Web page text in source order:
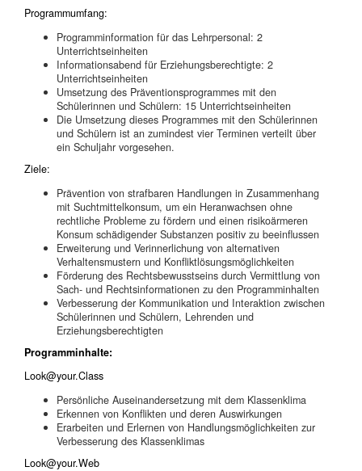
Programmumfang:
Programminformation für das Lehrpersonal: 2
Unterrichtseinheiten
Informationsabend für Erziehungsberechtigte: 2
Unterrichtseinheiten
Umsetzung des Präventionsprogrammes mit den
Schülerinnen und Schülern: 15 Unterrichtseinheiten
Die Umsetzung dieses Programmes mit den Schülerinnen
und Schülern ist an zumindest vier Terminen verteilt über
ein Schuljahr vorgesehen.
Ziele:
Prävention von strafbaren Handlungen in Zusammenhang
mit Suchtmittelkonsum, um ein Heranwachsen ohne
rechtliche Probleme zu fördern und einen risikoärmeren
Konsum schädigender Substanzen positiv zu beeinflussen
Erweiterung und Verinnerlichung von alternativen
Verhaltensmustern und Konfliktlösungsmöglichkeiten
Förderung des Rechtsbewusstseins durch Vermittlung von
Sach- und Rechtsinformationen zu den Programminhalten
Verbesserung der Kommunikation und Interaktion zwischen
Schülerinnen und Schülern, Lehrenden und
Erziehungsberechtigten
Programminhalte:
Look@your.Class
Persönliche Auseinandersetzung mit dem Klassenklima
Erkennen von Konflikten und deren Auswirkungen
Erarbeiten und Erlernen von Handlungsmöglichkeiten zur
Verbesserung des Klassenklimas
Look@your.Web